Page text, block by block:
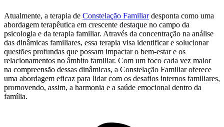
Atualmente, a terapia de Constelação Familiardesponta como uma
abordagem terapêutica em crescente destaque no campo da
psicologia e da terapia familiar. Através da concentração na análise
das dinâmicas familiares, essa terapia visa identificar e solucionar
questões profundas que possam impactar o bem-estar e os
relacionamentos no âmbito familiar. Com um foco cada vez maior
na compreensão dessas dinâmicas, a Constelação Familiar oferece
uma abordagem eficaz para lidar com os desafios internos familiares,
promovendo, assim, a harmonia e a saúde emocional dentro da
família.